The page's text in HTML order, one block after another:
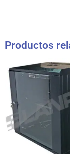
Productos